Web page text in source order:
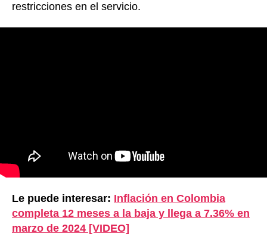
restricciones en el servicio.
Le puede interesar: Inflación en Colombia
completa 12 meses a la baja y llega a 7.36% en
marzo de 2024 [VIDEO]